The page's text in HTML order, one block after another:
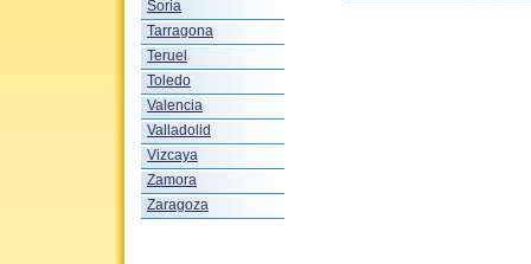
Soria
Tarragona
Teruel
Toledo
Valencia
Valladolid
Vizcaya
Zamora
Zaragoza